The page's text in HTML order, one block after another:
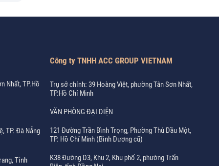
Nhất, TP.Hồ
TP. Đà Nẵng
Tỉnh
Công ty TNHH ACC GROUP VIETNAM
Trụ sở chính: 39 Hoàng Việt, phường Tân Sơn Nhất,
TP.Hồ Chí Minh
VĂN PHÒNG ĐẠI DIỆN
121 Đường Trần Bình Trọng, Phường Thủ Dầu Một,
TP. Hồ Chí Minh (Bình Dương cũ)
K38 Đường D3, Khu 2, Khu phố 2, phường Trấn